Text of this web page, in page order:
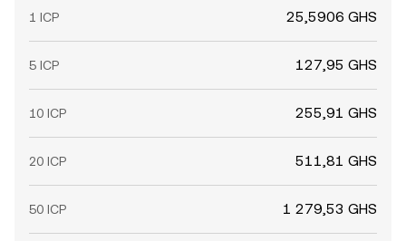
1 ICP 25,5906 GHS
5 ICP 127,95 GHS
10 ICP 255,91 GHS
20 ICP 511,81 GHS
50 ICP 1 279,53 GHS